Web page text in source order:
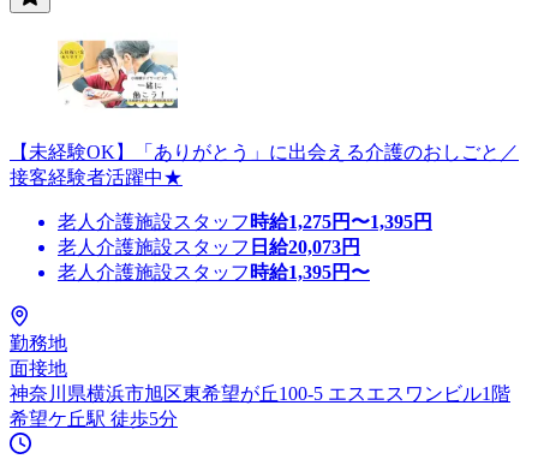
【未経験OK】「ありがとう」に出会える介護のおしごと／
接客経験者活躍中★
老人介護施設スタッフ 時給1,275円〜1,395円
老人介護施設スタッフ 日給20,073円
老人介護施設スタッフ 時給1,395円〜
勤務地
面接地
神奈川県横浜市旭区東希望が丘100-5 エスエスワンビル1階
希望ケ丘駅 徒歩5分